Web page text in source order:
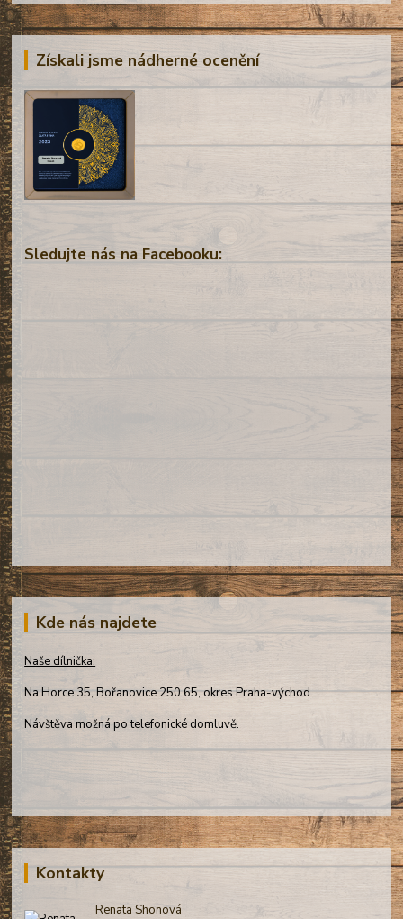
Získali jsme nádherné ocenění
Sledujte nás na Facebooku:
Kde nás najdete
Naše dílnička:
Na Horce 35, Bořanovice 250 65, okres Praha-východ
Návštěva možná po telefonické domluvě.
Kontakty
Renata Shonová